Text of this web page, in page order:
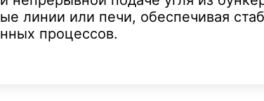
линии или печи, обеспечивая
процессов.